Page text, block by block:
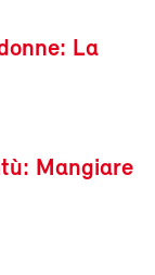
La
Mangiare